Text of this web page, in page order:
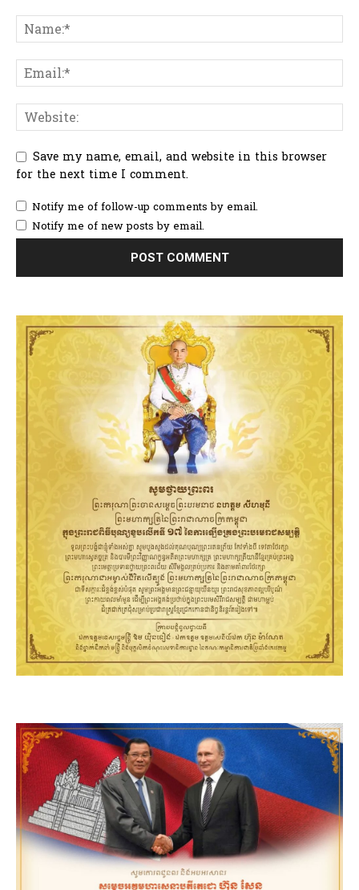
Save my name, email, and website in this browser
for the next time I comment.
Notify me of follow-up comments by email.
Notify me of new posts by email.